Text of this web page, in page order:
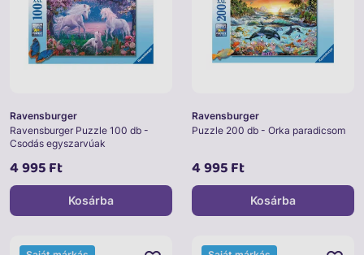
Ravensburger
Ravensburger Puzzle 100 db -
Csodás egyszarvúak
4 995 Ft
Kosárba
Ravensburger
Puzzle 200 db - Orka paradicsom
4 995 Ft
Kosárba